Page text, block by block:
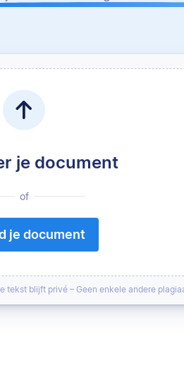
je document
of
je document
tekst blijft privé – Geen enkele andere